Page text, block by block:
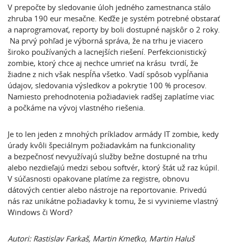
V prepočte by sledovanie úloh jedného zamestnanca stálo
zhruba 190 eur mesačne. Keďže je systém potrebné obstarať
a naprogramovať, reporty by boli dostupné najskôr o 2 roky.
Na prvý pohľad je výborná správa, že na trhu je viacero
široko používaných a lacnejších riešení. Perfekcionistický
zombie, ktorý chce aj nechce umrieť na krásu tvrdí, že
žiadne z nich však nespĺňa všetko. Vadí spôsob vypĺňania
údajov, sledovania výsledkov a pokrytie 100 % procesov.
Namiesto prehodnotenia požiadaviek radšej zaplatíme viac
a počkáme na vývoj vlastného riešenia.
Je to len jeden z mnohých príkladov armády IT zombie, kedy
úrady kvôli špeciálnym požiadavkám na funkcionality
a bezpečnosť nevyužívajú služby bežne dostupné na trhu
alebo nezdieľajú medzi sebou softvér, ktorý štát už raz kúpil.
V súčasnosti opakovane platíme za registre, obnovu
dátových centier alebo nástroje na reportovanie. Privedú
nás raz unikátne požiadavky k tomu, že si vyvinieme vlastný
Windows či Word?
Autori: Rastislav Farkaš, Martin Kmeťko, Martin Haluš